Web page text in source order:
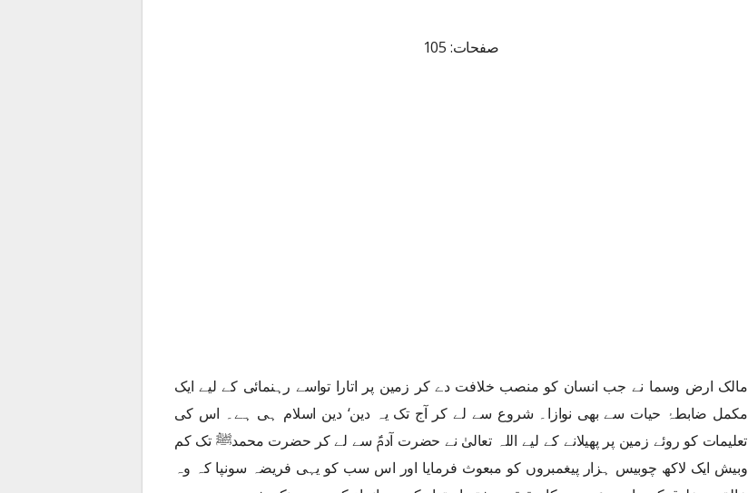
صفحات: 105
مالک ارض وسما نے جب انسان کو منصب خلافت دے کر زمین پر اتارا تواسے رہنمائی کے لیے ایک
مکمل ضابطۂ حیات سے بھی نوازا۔ شروع سے لے کر آج تک یہ دین‘ دین اسلام ہی ہے۔ اس کی
تعلیمات کو روئے زمین پر پھیلانے کے لیے اللہ تعالیٰ نے حضرت آدمؑ سے لے کر حضرت محمدﷺ تک کم
وبیش ایک لاکھ چوبیس ہزار پیغمبروں کو مبعوث فرمایا اور اس سب کو یہی فریضہ سونپا کہ وہ